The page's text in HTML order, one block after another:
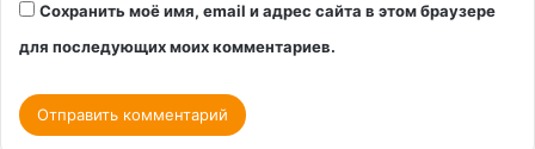
Сохранить моё имя, email и адрес сайта в этом браузере
для последующих моих комментариев.